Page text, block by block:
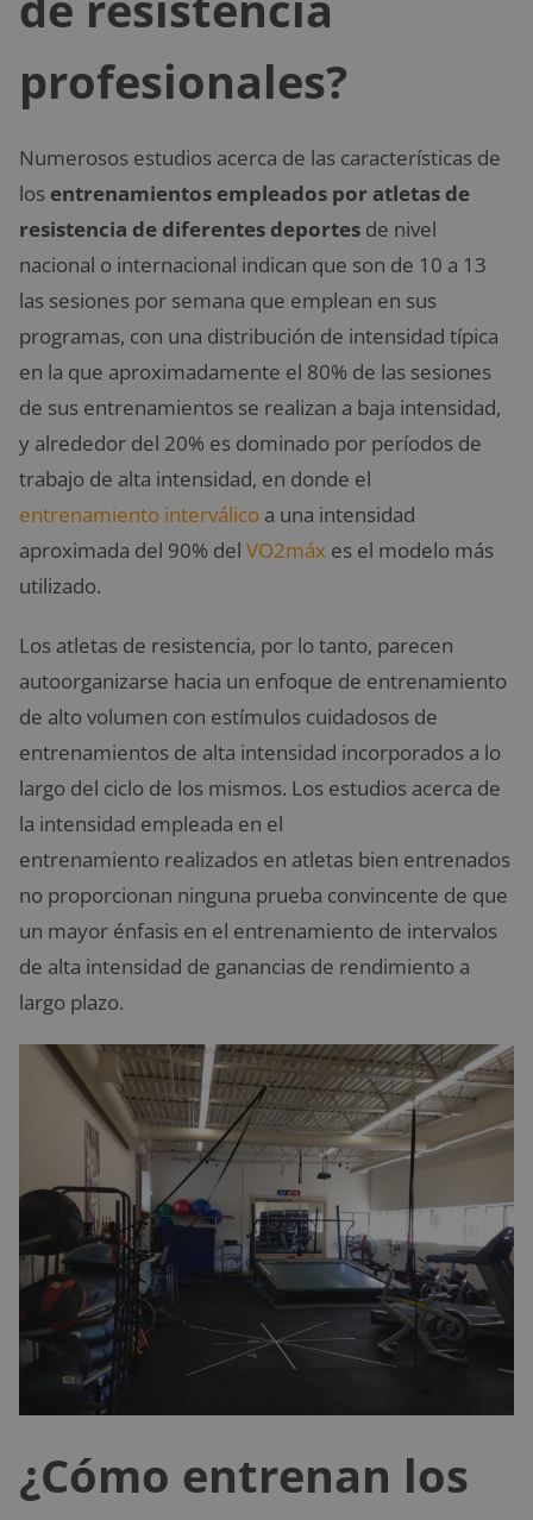
profesionales?
Numerosos estudios acerca de las características de
los entrenamientos empleados por atletas de
resistencia de diferentes deportes de nivel
nacional o internacional indican que son de 10 a 13
las sesiones por semana que emplean en sus
programas, con una distribución de intensidad típica
en la que aproximadamente el 80% de las sesiones
de sus entrenamientos se realizan a baja intensidad,
y alrededor del 20% es dominado por períodos de
trabajo de alta intensidad, en donde el
entrenamiento interválico a una intensidad
aproximada del 90% del VO2máx es el modelo más
utilizado.
Los atletas de resistencia, por lo tanto, parecen
autoorganizarse hacia un enfoque de entrenamiento
de alto volumen con estímulos cuidadosos de
entrenamientos de alta intensidad incorporados a lo
largo del ciclo de los mismos. Los estudios acerca de
la intensidad empleada en el
entrenamiento realizados en atletas bien entrenados
no proporcionan ninguna prueba convincente de que
un mayor énfasis en el entrenamiento de intervalos
de alta intensidad de ganancias de rendimiento a
largo plazo.
¿Cómo entrenan los